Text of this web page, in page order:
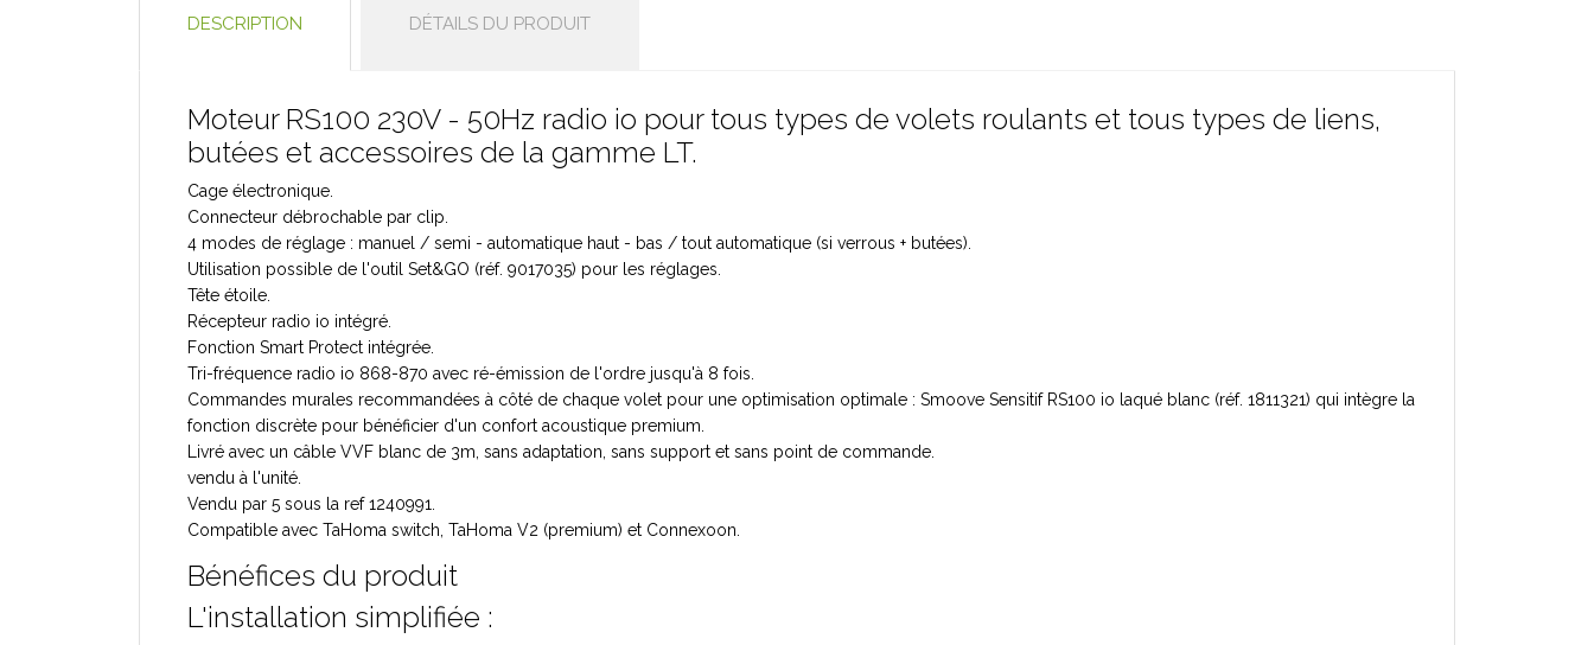
DESCRIPTION DÉTAILS DU PRODUIT
Moteur RS100 230V - 50Hz radio io pour tous types de volets roulants et tous types de liens,
butées et accessoires de la gamme LT.
Cage électronique.
Connecteur débrochable par clip.
4 modes de réglage : manuel / semi - automatique haut - bas / tout automatique (si verrous + butées).
Utilisation possible de l'outil Set&GO (réf. 9017035) pour les réglages.
Tête étoile.
Récepteur radio io intégré.
Fonction Smart Protect intégrée.
Tri-fréquence radio io 868-870 avec ré-émission de l'ordre jusqu'à 8 fois.
Commandes murales recommandées à côté de chaque volet pour une optimisation optimale : Smoove Sensitif RS100 io laqué blanc (réf. 1811321) qui intègre la
fonction discrète pour bénéficier d'un confort acoustique premium.
Livré avec un câble VVF blanc de 3m, sans adaptation, sans support et sans point de commande.
vendu à l'unité.
Vendu par 5 sous la ref 1240991.
Compatible avec TaHoma switch, TaHoma V2 (premium) et Connexoon.
Bénéfices du produit
L'installation simplifiée :